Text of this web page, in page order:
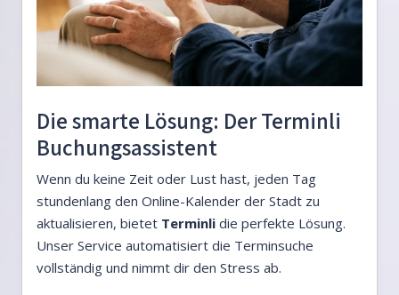
Die smarte Lösung: Der Terminli
Buchungsassistent
Wenn du keine Zeit oder Lust hast, jeden Tag
stundenlang den Online-Kalender der Stadt zu
aktualisieren, bietet Terminli die perfekte Lösung.
Unser Service automatisiert die Terminsuche
vollständig und nimmt dir den Stress ab.